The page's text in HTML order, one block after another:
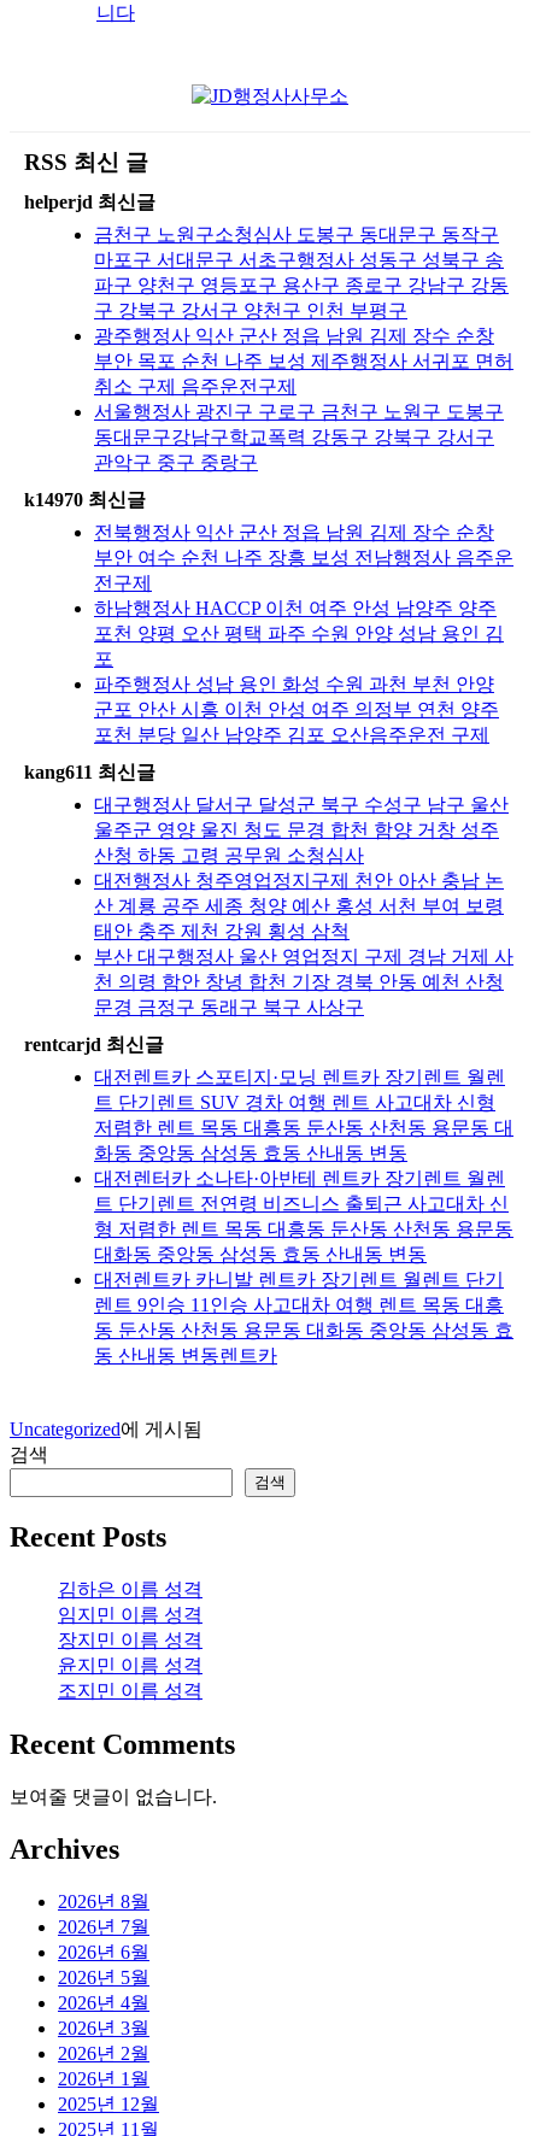
니다
RSS 최신 글
helperjd 최신글
금천구 노원구소청심사 도봉구 동대문구 동작구
마포구 서대문구 서초구행정사 성동구 성북구 송
파구 양천구 영등포구 용산구 종로구 강남구 강동
구 강북구 강서구 양천구 인천 부평구
광주행정사 익산 군산 정읍 남원 김제 장수 순창
부안 목포 순천 나주 보성 제주행정사 서귀포 면허
취소 구제 음주운전구제
서울행정사 광진구 구로구 금천구 노원구 도봉구
동대문구강남구학교폭력 강동구 강북구 강서구
관악구 중구 중랑구
k14970 최신글
전북행정사 익산 군산 정읍 남원 김제 장수 순창
부안 여수 순천 나주 장흥 보성 전남행정사 음주운
전구제
하남행정사 HACCP 이천 여주 안성 남양주 양주
포천 양평 오산 평택 파주 수원 안양 성남 용인 김
포
파주행정사 성남 용인 화성 수원 과천 부천 안양
군포 안산 시흥 이천 안성 여주 의정부 연천 양주
포천 분당 일산 남양주 김포 오산음주운전 구제
kang611 최신글
대구행정사 달서구 달성군 북구 수성구 남구 울산
울주군 영양 울진 청도 문경 합천 함양 거창 성주
산청 하동 고령 공무원 소청심사
대전행정사 청주영업정지구제 천안 아산 충남 논
산 계룡 공주 세종 청양 예산 홍성 서천 부여 보령
태안 충주 제천 강원 횡성 삼척
부산 대구행정사 울산 영업정지 구제 경남 거제 사
천 의령 함안 창녕 합천 기장 경북 안동 예천 산청
문경 금정구 동래구 북구 사상구
rentcarjd 최신글
대전렌트카 스포티지·모닝 렌트카 장기렌트 월렌
트 단기렌트 SUV 경차 여행 렌트 사고대차 신형
저렴한 렌트 목동 대흥동 둔산동 산천동 용문동 대
화동 중앙동 삼성동 효동 산내동 변동
대전렌터카 소나타·아반테 렌트카 장기렌트 월렌
트 단기렌트 전연령 비즈니스 출퇴근 사고대차 신
형 저렴한 렌트 목동 대흥동 둔산동 산천동 용문동
대화동 중앙동 삼성동 효동 산내동 변동
대전렌트카 카니발 렌트카 장기렌트 월렌트 단기
렌트 9인승 11인승 사고대차 여행 렌트 목동 대흥
동 둔산동 산천동 용문동 대화동 중앙동 삼성동 효
동 산내동 변동렌트카
Uncategorized에 게시됨
검색
검색
Recent Posts
김하은 이름 성격
임지민 이름 성격
장지민 이름 성격
윤지민 이름 성격
조지민 이름 성격
Recent Comments
보여줄 댓글이 없습니다.
Archives
2026년 8월
2026년 7월
2026년 6월
2026년 5월
2026년 4월
2026년 3월
2026년 2월
2026년 1월
2025년 12월
2025년 11월